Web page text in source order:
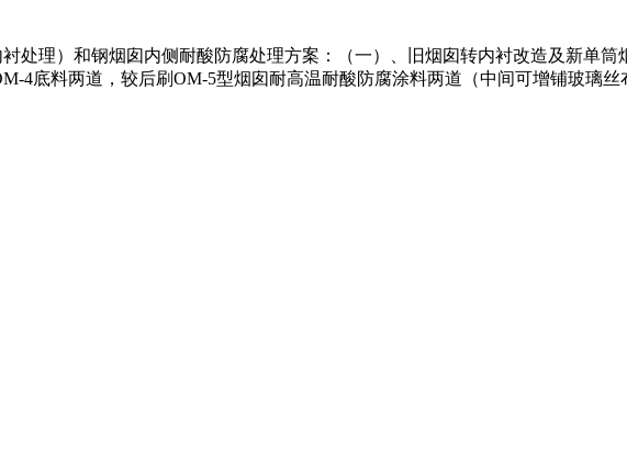
处理）和钢烟囱内侧耐酸防腐处理方案：（一）、旧烟囱转内衬改造及新单筒
4底料两道，较后刷OM-5型烟囱耐高温耐酸防腐涂料两道（中间可增铺玻璃